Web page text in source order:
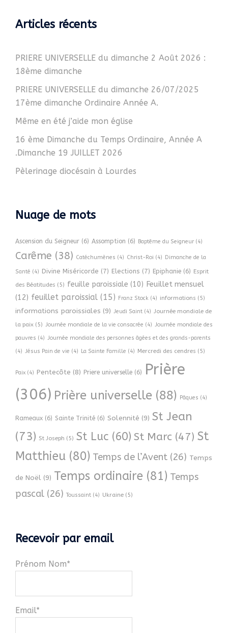
Articles récents
PRIERE UNIVERSELLE du dimanche 2 Août 2026 :
18ème dimanche
PRIERE UNIVERSELLE du dimanche 26/07/2025
17ème dimanche Ordinaire Année A.
Même en été j’aide mon église
16 ème Dimanche du Temps Ordinaire, Année A
.Dimanche 19 JUILLET 2026
Pèlerinage diocésain à Lourdes
Nuage de mots
Ascension du Seigneur (6) Assomption (6) Baptême du Seigneur (4)
Carême (38) Catéchumènes (4) Christ-Roi (4) Dimanche de la
Santé (4) Divine Miséricorde (7) Elections (7) Epiphanie (6) Esprit
des Béatitudes (5) feuille paroissiale (10) Feuillet mensuel
(12) feuillet paroissial (15) Franz Stock (4) informations (5)
informations paroissiales (9) Jeudi Saint (4) Journée mondiale de
la paix (5) Journée mondiale de la vie consacrée (4) Journée mondiale des
pauvres (4) Journée mondiale des personnes âgées et des grands-parents
(4) Jésus Pain de vie (4) La Sainte Famille (4) Mercredi des cendres (5)
Paix (4) Pentecôte (8) Priere universelle (6)
Prière
(306) Prière universelle (88) Pâques (4)
Rameaux (6) Sainte Trinité (6) Solennité (9) St Jean
(73) St Joseph (5) St Luc (60) St Marc (47) St
Matthieu (80) Temps de l’Avent (26) Temps
de Noël (9) Temps ordinaire (81) Temps
pascal (26) Toussaint (4) Ukraine (5)
Recevoir par email
Prénom Nom*
Email*